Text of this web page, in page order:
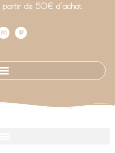
partir de 50€ d’achat.